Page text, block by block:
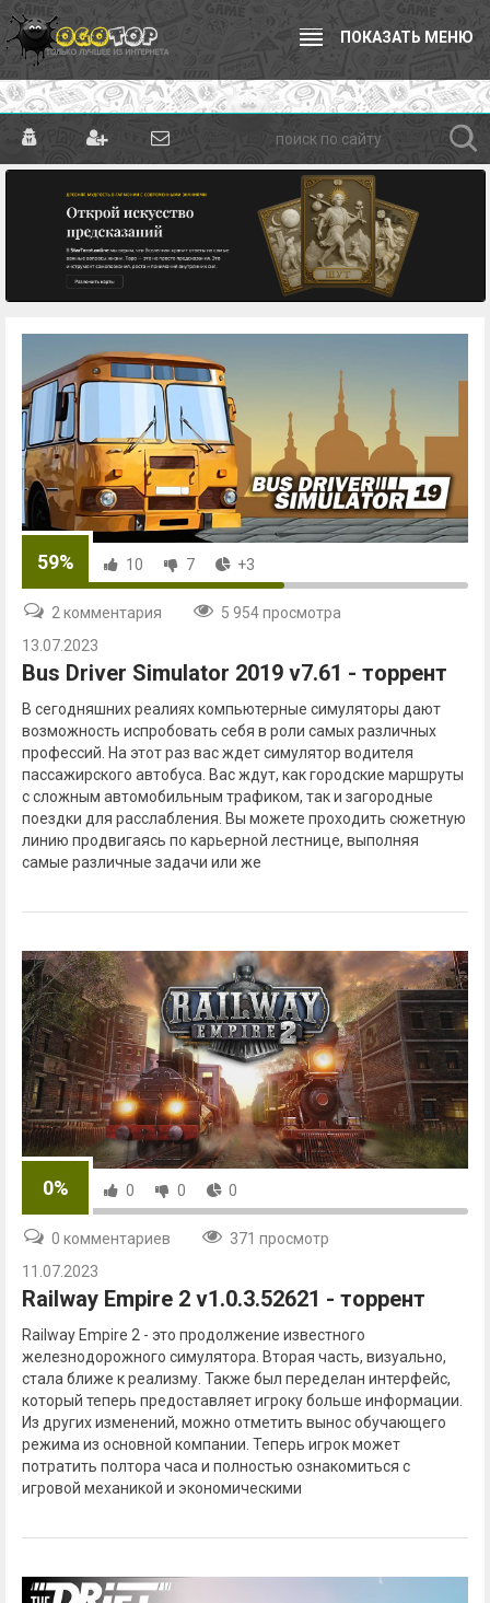
ПОКАЗАТЬ МЕНЮ
59% 10 7 +3
2 комментария
5 954 просмотра
13.07.2023
Bus Driver Simulator 2019 v7.61 - торрент
В сегодняшних реалиях компьютерные симуляторы дают
возможность испробовать себя в роли самых различных
профессий. На этот раз вас ждет симулятор водителя
пассажирского автобуса. Вас ждут, как городские маршруты
с сложным автомобильным трафиком, так и загородные
поездки для расслабления. Вы можете проходить сюжетную
линию продвигаясь по карьерной лестнице, выполняя
самые различные задачи или же
0% 0 0 0
0 комментариев
371 просмотр
11.07.2023
Railway Empire 2 v1.0.3.52621 - торрент
Railway Empire 2 - это продолжение известного
железнодорожного симулятора. Вторая часть, визуально,
стала ближе к реализму. Также был переделан интерфейс,
который теперь предоставляет игроку больше информации.
Из других изменений, можно отметить вынос обучающего
режима из основной компании. Теперь игрок может
потратить полтора часа и полностью ознакомиться с
игровой механикой и экономическими